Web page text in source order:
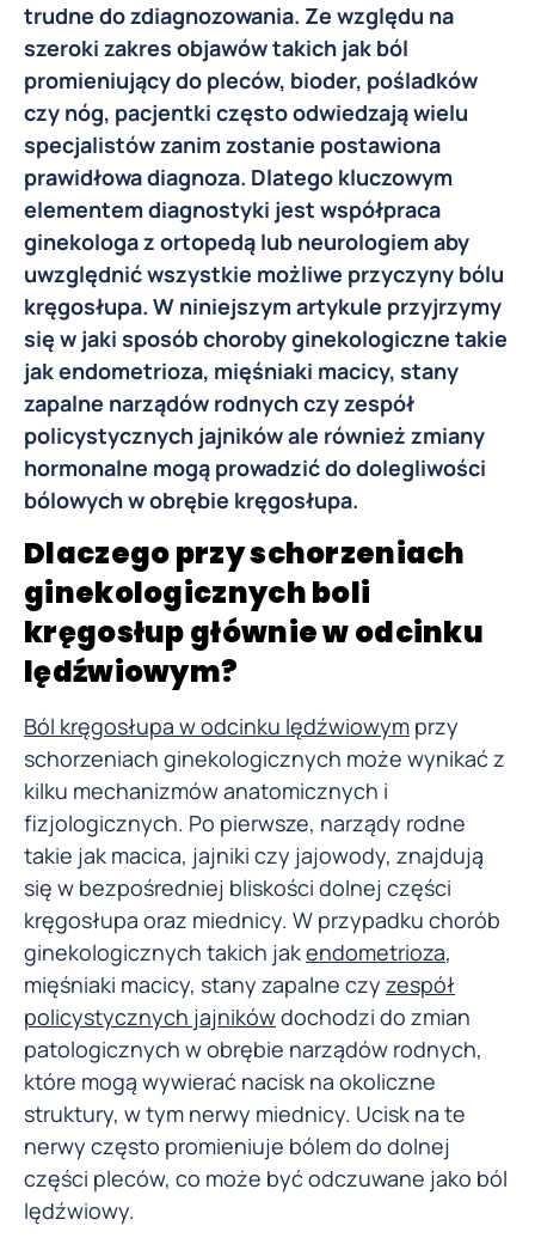
trudne do zdiagnozowania. Ze względu na
szeroki zakres objawów takich jak ból
promieniujący do pleców, bioder, pośladków
czy nóg, pacjentki często odwiedzają wielu
specjalistów zanim zostanie postawiona
prawidłowa diagnoza. Dlatego kluczowym
elementem diagnostyki jest współpraca
ginekologa z ortopedą lub neurologiem aby
uwzględnić wszystkie możliwe przyczyny bólu
kręgosłupa. W niniejszym artykule przyjrzymy
się w jaki sposób choroby ginekologiczne takie
jak endometrioza, mięśniaki macicy, stany
zapalne narządów rodnych czy zespół
policystycznych jajników ale również zmiany
hormonalne mogą prowadzić do dolegliwości
bólowych w obrębie kręgosłupa.
Dlaczego przy schorzeniach
ginekologicznych boli
kręgosłup głównie w odcinku
lędźwiowym?
Ból kręgosłupa w odcinku lędźwiowym przy
schorzeniach ginekologicznych może wynikać z
kilku mechanizmów anatomicznych i
fizjologicznych. Po pierwsze, narządy rodne
takie jak macica, jajniki czy jajowody, znajdują
się w bezpośredniej bliskości dolnej części
kręgosłupa oraz miednicy. W przypadku chorób
ginekologicznych takich jakendometrioza,
mięśniaki macicy, stany zapalne czy zespół
policystycznych jajnikówdochodzi do zmian
patologicznych w obrębie narządów rodnych,
które mogą wywierać nacisk na okoliczne
struktury, w tym nerwy miednicy. Ucisk na te
nerwy często promieniuje bólem do dolnej
części pleców, co może być odczuwane jako ból
lędźwiowy.